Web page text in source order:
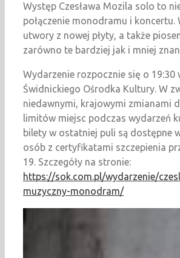
Występ Czesława Mozila solo to
połączenie monodramu i koncertu.
utwory z nowej płyty, a także
zarówno te bardziej jak i mniej
Wydarzenie rozpocznie się o 19:30
Świdnickiego Ośrodka Kultury. W
niedawnymi, krajowymi zmianami
limitów miejsc podczas wydarzeń
bilety w ostatniej puli są dostępne
osób z certyfikatami szczepienia
19. Szczegóły na stronie:
https://sok.com.pl/wydarzenie/
muzyczny-monodram/